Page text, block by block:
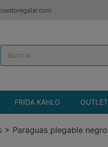
FRIDA KAHLO OUTLET
> Paraguas plegable